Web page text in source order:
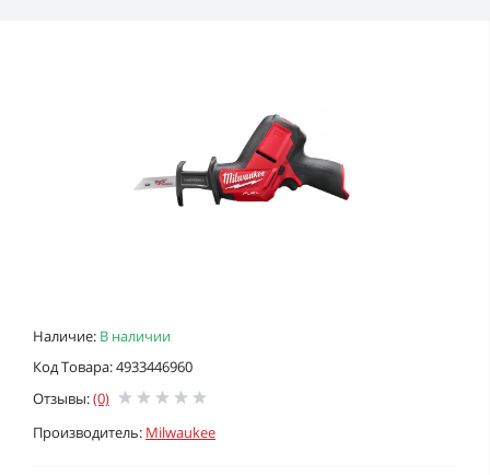
Наличие: В наличии
Код Товара: 4933446960
Отзывы:(0)
Производитель: Milwaukee